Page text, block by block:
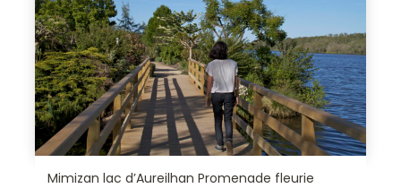
Mimizan lac d’Aureilhan Promenade fleurie